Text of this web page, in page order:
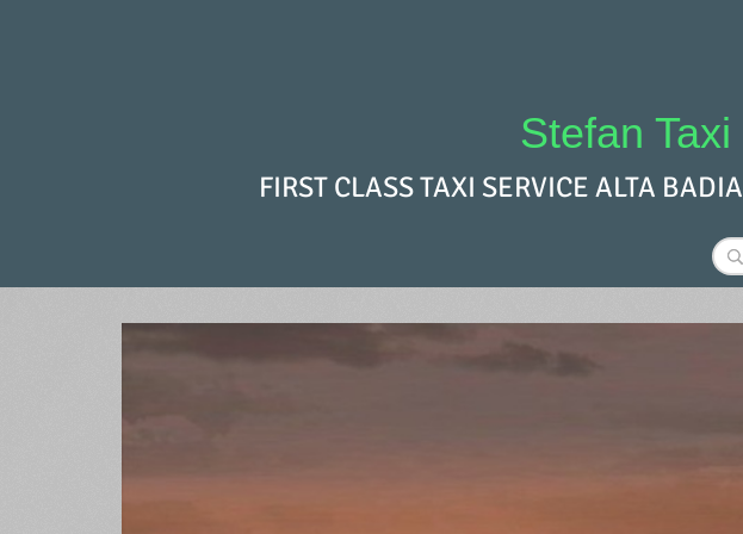
Stefan
FIRST CLASS TAXI SERVICE ALTA